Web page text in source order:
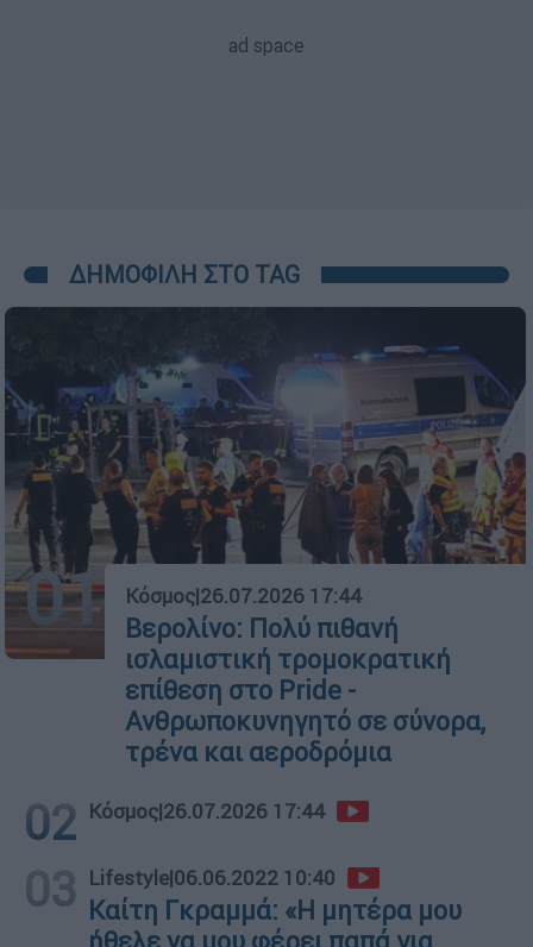
ΔΗΜΟΦΙΛΗ ΣΤΟ TAG
01 Κόσμος|26.07.2026 17:44
Βερολίνο: Πολύ πιθανή
ισλαμιστική τρομοκρατική
επίθεση στο Pride -
Ανθρωποκυνηγητό σε σύνορα,
τρένα και αεροδρόμια
02 Κόσμος|26.07.2026 17:44
03 Lifestyle|06.06.2022 10:40
Καίτη Γκραμμά: «Η μητέρα μου